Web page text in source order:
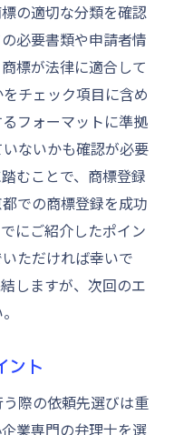
の適切な分類を確認
必要書類や申請者情
標が法律に適合して
チェック項目に含め
フォーマットに準拠
ないかも確認が必要
むことで、商標登録
での商標登録を成功
にご紹介したポイン
ただければ幸いで
しますが、次回のエ
ント
際の依頼先選びは重
業専門の弁理士を選